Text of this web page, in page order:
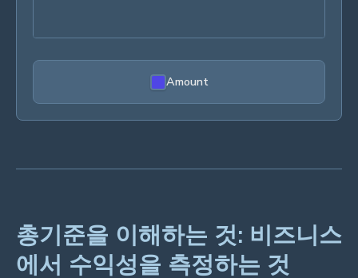
Amount
총기준을 이해하는 것: 비즈니스
에서 수익성을 측정하는 것